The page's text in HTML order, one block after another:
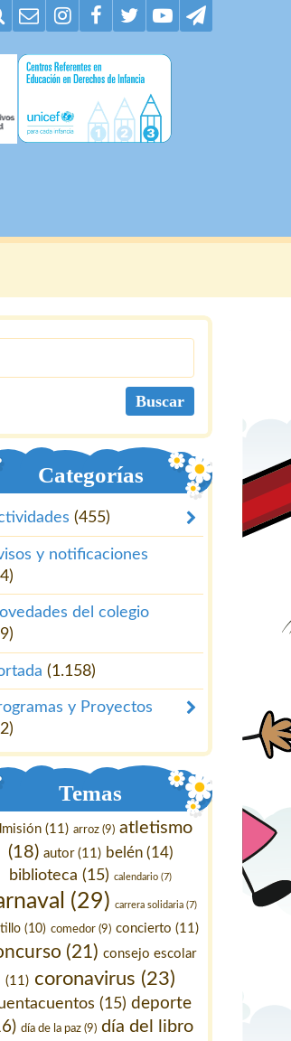
Categorías
(455)
y notificaciones
del colegio
(1.158)
y Proyectos
Temas
(11) arroz (9) atletismo
(18) autor(11) belén(14)
biblioteca (15) calendario (7)
(29) carrera solidaria (7)
(10) comedor (9) concierto (11)
(21) consejo escolar
(11) coronavirus (23)
(15) deporte
día de la paz (9) día del libro